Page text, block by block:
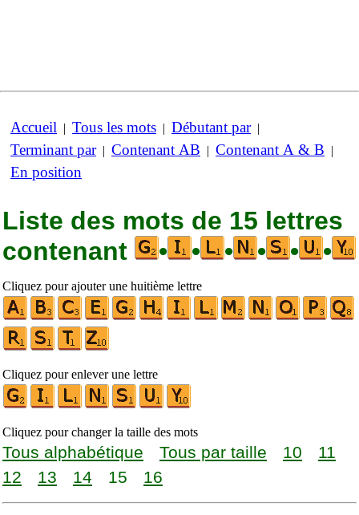
Accueil | Tous les mots | Débutant par|
Terminant par| Contenant AB | Contenant A & B |
En position
Liste des mots de 15 lettres
contenant
• • • • • •
Cliquez pour ajouter une huitième lettre
Cliquez pour enlever une lettre
Cliquez pour changer la taille des mots
Tous alphabétique Tous par taille 10
11
12
13 14 15 16